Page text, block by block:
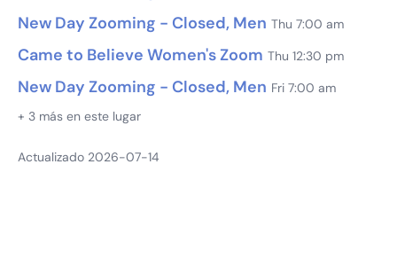
New Day Zooming - Closed, Men Thu 7:00 am
Came to Believe Women's Zoom Thu 12:30 pm
New Day Zooming - Closed, Men Fri 7:00 am
+ 3 más en este lugar
Actualizado 2026-07-14